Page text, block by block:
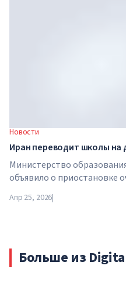
Новости
Иран переводит школы на
Министерство
объявило о приостановке
университеты переходят
Апр 25, 2026|
Больше из